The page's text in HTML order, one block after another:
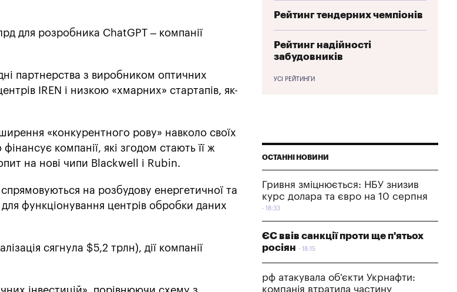
для розробника ChatGPT – компанії
партнерства з виробником оптичних
IREN і низкою «хмарних» стартапів, як-
«конкурентного рову» навколо своїх
компанії, які згодом стають її ж
на нові чипи Blackwell і Rubin.
на розбудову енергетичної та
функціонування центрів обробки даних
сягнула $5,2 трлн), дії компанії
Рейтинг тендерних чемпіонів
Рейтинг надійності
забудовників
УСІ РЕЙТИНГИ
ОСТАННІ НОВИНИ
Гривня зміцнюється: НБУ знизив
курс долара та євро на 10 серпня
18:33
ЄС ввів санкції проти ще п'ятьох
росіян
18:15
рф атакувала об'єкти Укрнафти:
компанія втратила частину